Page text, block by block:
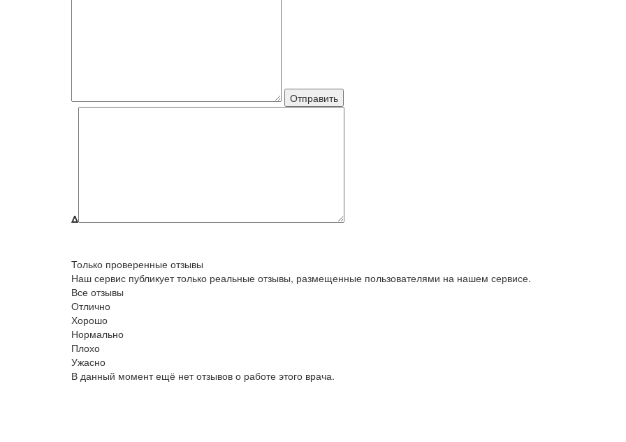
Δ
Только проверенные отзывы
Наш сервис публикует только реальные отзывы, размещенные пользователями на нашем сервисе.
Все отзывы
Отлично
Хорошо
Нормально
Плохо
Ужасно
В данный момент ещё нет отзывов о работе этого врача.